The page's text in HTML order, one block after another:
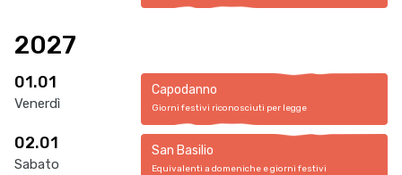
2027
01.01
Venerdì
Capodanno
Giorni festivi riconosciuti per legge
02.01
Sabato
San Basilio
Equivalenti a domeniche e giorni festivi